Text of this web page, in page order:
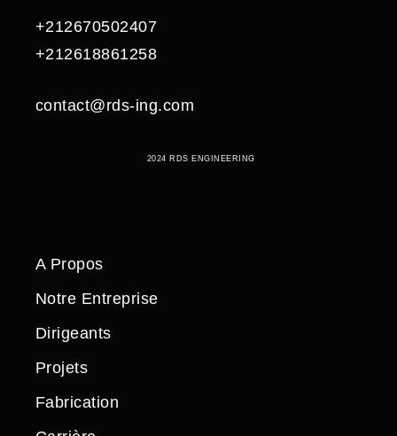
+212670502407
+212618861258
contact@rds-ing.com
2024 RDS ENGINEERING
A Propos
Notre Entreprise
Dirigeants
Projets
Fabrication